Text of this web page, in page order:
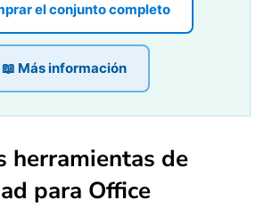
el conjunto completo
📖 Más información
herramientas de
para Office